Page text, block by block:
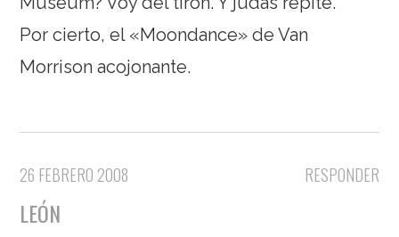
Por cierto, el «Moondance» de Van
Morrison acojonante.
RESPONDER
26 FEBRERO 2008
LEÓN